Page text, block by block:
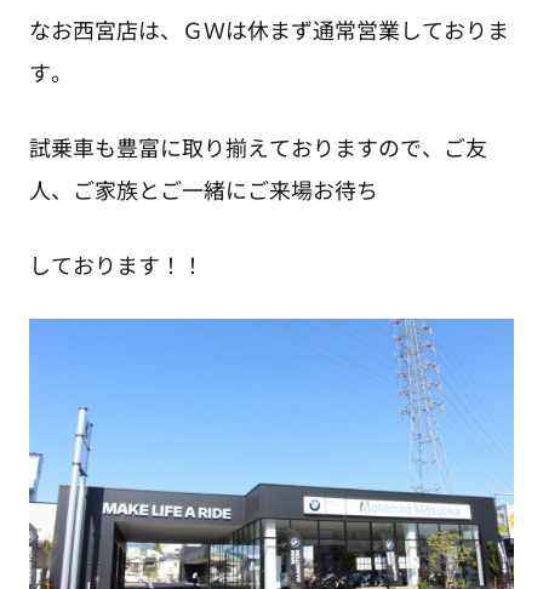
なお西宮店は、ＧＷは休まず通常営業しておりま
す。
試乗車も豊富に取り揃えておりますので、ご友
人、ご家族とご一緒にご来場お待ち
しております！！